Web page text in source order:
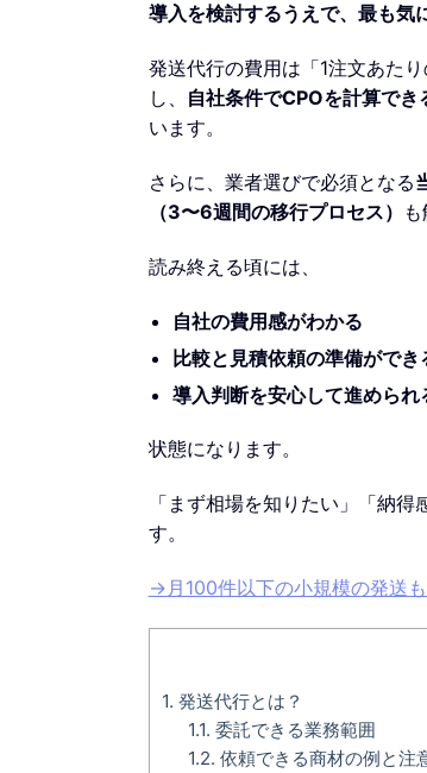
導入を検討するうえで、最も気
発送代行の費用は「1注文あた
し、
自社条件でCPOを計算でき
います。
さらに、業者選びで必須となる
（3〜6週間の移行プロセス） も
読み終える頃には、
自社の費用感がわかる
比較と見積依頼の準備ができ
導入判断を安心して進められ
状態になります。
「まず相場を知りたい」「納
す。
→月100件以下の小規模の発送
1. 発送代行とは？
1.1. 委託できる業務範囲
1.2. 依頼できる商材の例と注